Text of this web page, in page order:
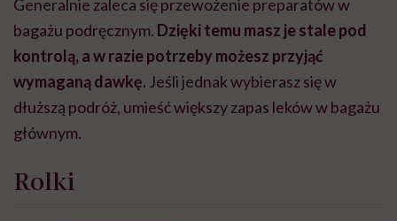
Generalnie zaleca się przewożenie preparatów w
bagażu podręcznym. Dzięki temu masz je stale pod
kontrolą, a w razie potrzeby możesz przyjąć
wymaganą dawkę. Jeśli jednak wybierasz się w
dłuższą podróż, umieść większy zapas leków w bagażu
głównym.
Rolki